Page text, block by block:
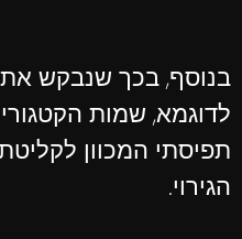
בנוסף, בכך שנבקש את
לדוגמא, שמות
תפיסתי המכוון
הגירוי.